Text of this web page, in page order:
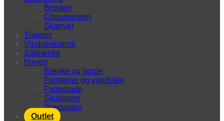
Brosten
Chaussesten
Skærver
Trapper
Vindueskarme
Sålbænke
Haven
Bænke og borde
Fontæner og vandsten
Fuglebade
Skulpturer
Trædesten
Outlet